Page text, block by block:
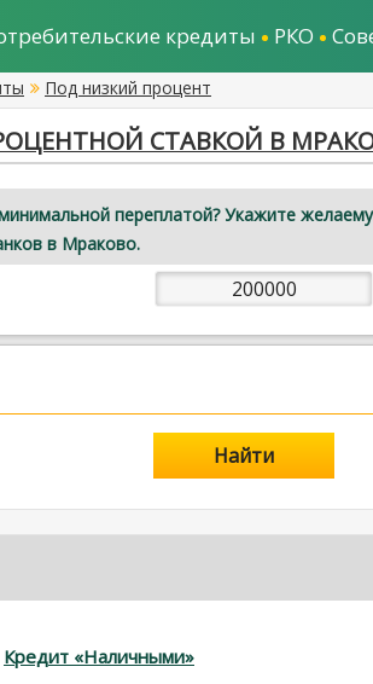
кредиты РКО
Под низкий процент
СТАВКОЙ В
переплатой? Укажите
в Мраково.
Найти
Кредит «Наличными»